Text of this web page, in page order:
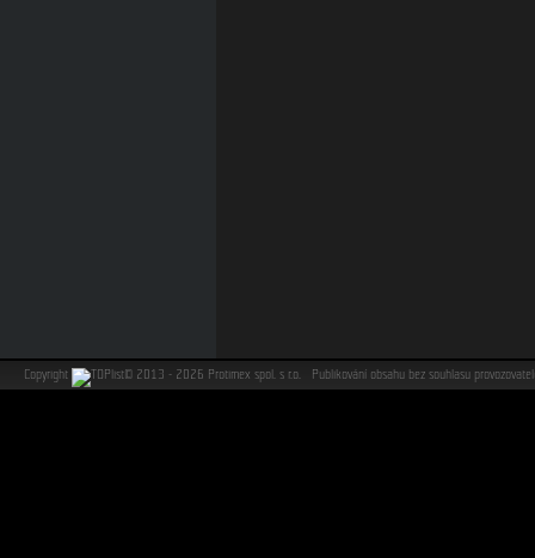
Copyright © 2013 - 2026 Protimex spol. s r.o. Publikování obsahu bez souhlasu